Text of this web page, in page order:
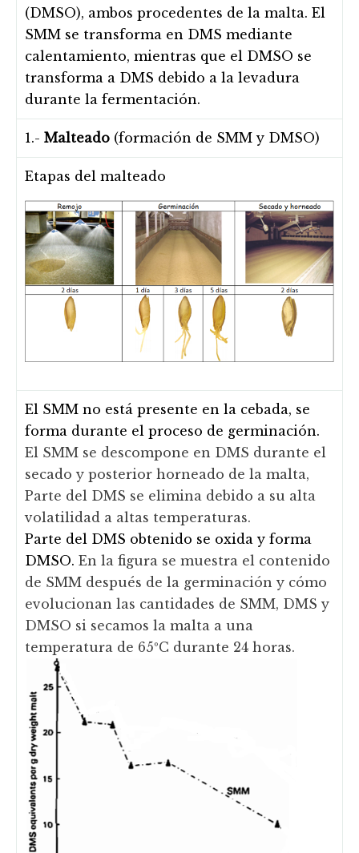
(DMSO), ambos procedentes de la malta. El
SMM se transforma en DMS mediante
calentamiento, mientras que el DMSO se
transforma a DMS debido a la levadura
durante la fermentación.
1.- Malteado (formación de SMM y DMSO)
Etapas del malteado
El SMM no está presente en la cebada, se
forma durante el proceso de germinación.
El SMM se descompone en DMS durante el
secado y posterior horneado de la malta,
Parte del DMS se elimina debido a su alta
volatilidad a altas temperaturas.
Parte del DMS obtenido se oxida y forma
DMSO. En la figura se muestra el contenido
de SMM después de la germinación y cómo
evolucionan las cantidades de SMM, DMS y
DMSO si secamos la malta a una
temperatura de 65ºC durante 24 horas.